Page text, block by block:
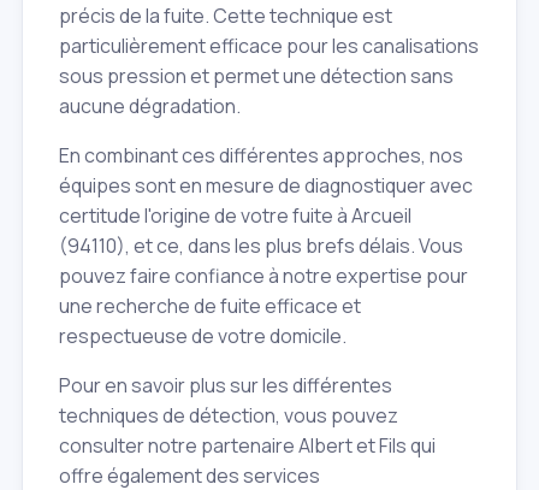
précis de la fuite. Cette technique est
particulièrement efficace pour les canalisations
sous pression et permet une détection sans
aucune dégradation.
En combinant ces différentes approches, nos
équipes sont en mesure de diagnostiquer avec
certitude l'origine de votre fuite à Arcueil
(94110), et ce, dans les plus brefs délais. Vous
pouvez faire confiance à notre expertise pour
une recherche de fuite efficace et
respectueuse de votre domicile.
Pour en savoir plus sur les différentes
techniques de détection, vous pouvez
consulter notre partenaire Albert et Fils qui
offre également des services